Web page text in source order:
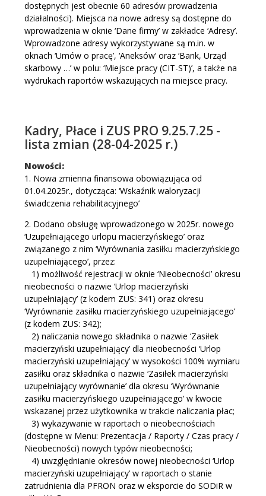
dostępnych jest obecnie 60 adresów prowadzenia
działalności). Miejsca na nowe adresy są dostępne do
wprowadzenia w oknie ‘Dane firmy’ w zakładce ‘Adresy’.
Wprowadzone adresy wykorzystywane są m.in. w
oknach ‘Umów o pracę’, ‘Aneksów’ oraz ‘Bank, Urząd
skarbowy …’ w polu: ‘Miejsce pracy (CIT-ST)’, a także na
wydrukach raportów wskazujących na miejsce pracy.
Kadry, Płace i ZUS PRO 9.25.7.25 -
lista zmian (28-04-2025 r.)
Nowości:
1. Nowa zmienna finansowa obowiązująca od
01.04.2025r., dotycząca: ‘Wskaźnik waloryzacji
świadczenia rehabilitacyjnego’
2. Dodano obsługę wprowadzonego w 2025r. nowego
‘Uzupełniającego urlopu macierzyńskiego’ oraz
związanego z nim ‘Wyrównania zasiłku macierzyńskiego
uzupełniającego’, przez:
1) możliwość rejestracji w oknie ‘Nieobecności’ okresu
nieobecności o nazwie ‘Urlop macierzyński
uzupełniający’ (z kodem ZUS: 341) oraz okresu
‘Wyrównanie zasiłku macierzyńskiego uzupełniającego’
(z kodem ZUS: 342);
2) naliczania nowego składnika o nazwie ‘Zasiłek
macierzyński uzupełniający’ dla nieobecności ‘Urlop
macierzyński uzupełniający’ w wysokości 100% wymiaru
zasiłku oraz składnika o nazwie ‘Zasiłek macierzyński
uzupełniający wyrównanie’ dla okresu ‘Wyrównanie
zasiłku macierzyńskiego uzupełniającego’ w kwocie
wskazanej przez użytkownika w trakcie naliczania płac;
3) wykazywanie w raportach o nieobecnościach
(dostępne w Menu: Prezentacja / Raporty / Czas pracy /
Nieobecności) nowych typów nieobecności;
4) uwzględnianie okresów nowej nieobecności ‘Urlop
macierzyński uzupełniający’ w raportach o stanie
zatrudnienia dla PFRON oraz w eksporcie do SODiR w